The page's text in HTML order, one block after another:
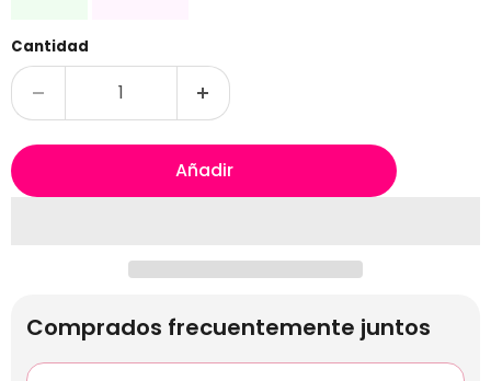
Cantidad
Añadir
Comprados frecuentemente juntos